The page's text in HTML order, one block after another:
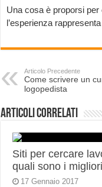
Una cosa è proporsi per
l’esperienza
Articolo Precedente
Come scrivere un
logopedista
Articoli correlati
Siti per cercare
quali sono i
17 Gennaio 2017